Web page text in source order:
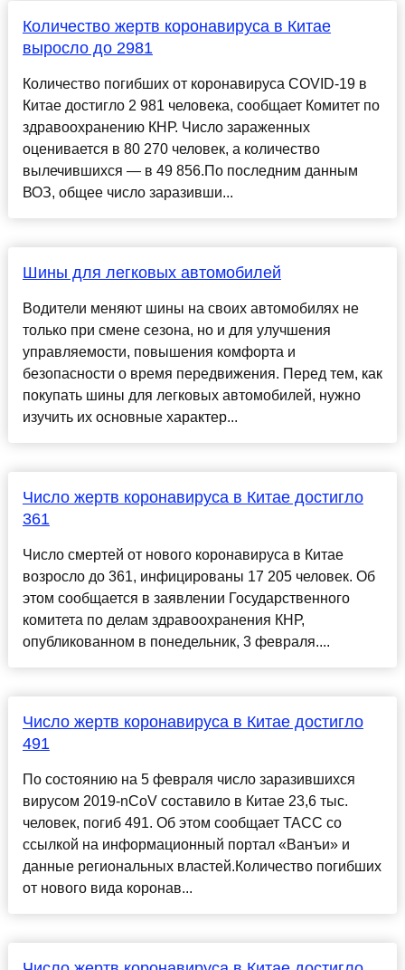
Количество жертв коронавируса в Китае
выросло до 2981
Количество погибших от коронавируса COVID-19 в
Китае достигло 2 981 человека, сообщает Комитет по
здравоохранению КНР. Число зараженных
оценивается в 80 270 человек, а количество
вылечившихся — в 49 856.По последним данным
ВОЗ, общее число заразивши...
Шины для легковых автомобилей
Водители меняют шины на своих автомобилях не
только при смене сезона, но и для улучшения
управляемости, повышения комфорта и
безопасности о время передвижения. Перед тем, как
покупать шины для легковых автомобилей, нужно
изучить их основные характер...
Число жертв коронавируса в Китае достигло
361
Число смертей от нового коронавируса в Китае
возросло до 361, инфицированы 17 205 человек. Об
этом сообщается в заявлении Государственного
комитета по делам здравоохранения КНР,
опубликованном в понедельник, 3 февраля....
Число жертв коронавируса в Китае достигло
491
По состоянию на 5 февраля число заразившихся
вирусом 2019-nCoV составило в Китае 23,6 тыс.
человек, погиб 491. Об этом сообщает ТАСС со
ссылкой на информационный портал «Ванъи» и
данные региональных властей.Количество погибших
от нового вида коронав...